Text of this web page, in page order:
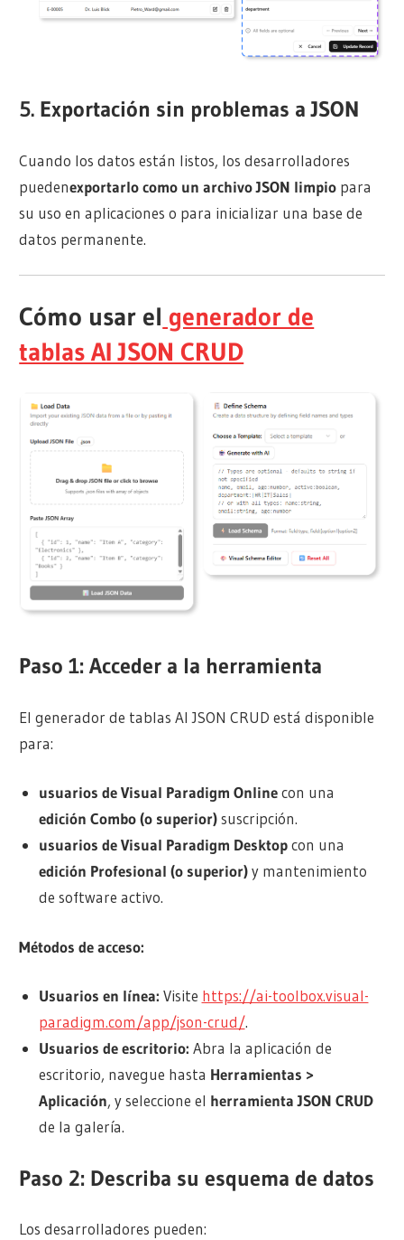
5. Exportación sin problemas a JSON
Cuando los datos están listos, los desarrolladores
puedenexportarlo como un archivo JSON limpio para
su uso en aplicaciones o para inicializar una base de
datos permanente.
Cómo usar el generador de
tablas AI JSON CRUD
Paso 1: Acceder a la herramienta
El generador de tablas AI JSON CRUD está disponible
para:
usuarios de Visual Paradigm Onlinecon una
edición Combo (o superior)suscripción.
usuarios de Visual Paradigm Desktopcon una
edición Profesional (o superior)y mantenimiento
de software activo.
Métodos de acceso:
Usuarios en línea: Visite https://ai-toolbox.visual-
paradigm.com/app/json-crud/.
Usuarios de escritorio: Abra la aplicación de
escritorio, navegue hasta Herramientas >
Aplicación, y seleccione el herramienta JSON CRUD
de la galería.
Paso 2: Describa su esquema de datos
Los desarrolladores pueden: